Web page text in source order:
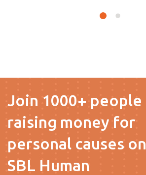
Join 1000+ people
raising money for
personal causes on
SBL Human